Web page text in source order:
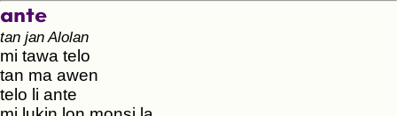
ante
tan jan Alolan
mi tawa telo
tan ma awen
telo li ante